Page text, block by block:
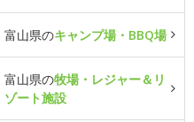
富山県のキャンプ場・BBQ場
富山県の牧場・レジャー＆リ
ゾート施設